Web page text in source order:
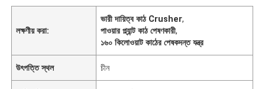
লক্ষণীয় করা:
ভারী দায়িত্ব কাঠ Crusher,
পাওয়ার প্ল্যান্ট কাঠ পেষণকারী,
১৬০ কিলোওয়াট কাঠের পেষকদন্ত যন্ত্র
উৎপত্তি স্থল চীন